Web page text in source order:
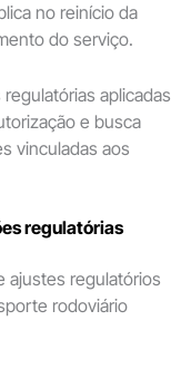
no reinício da
do serviço.
aplicadas
e busca
vinculadas aos
regulatórias
ajustes regulatórios
rodoviário